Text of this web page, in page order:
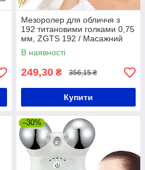
Мезоролер для обличчя з
192 титановими голками 0,75
мм, ZGTS 192 / Масажний
ролик для догляду за
обличчям
В наявності
249,30 ₴ 356,15 ₴
Купити
–30%